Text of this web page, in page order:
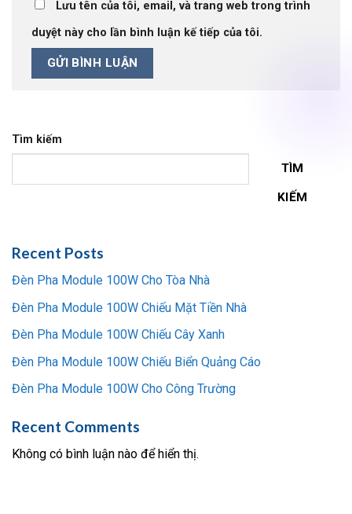
Lưu tên của tôi, email, và trang web trong trình
duyệt này cho lần bình luận kế tiếp của tôi.
Tìm kiếm
TÌM
KIẾM
Recent Posts
Đèn Pha Module 100W Cho Tòa Nhà
Đèn Pha Module 100W Chiếu Mặt Tiền Nhà
Đèn Pha Module 100W Chiếu Cây Xanh
Đèn Pha Module 100W Chiếu Biển Quảng Cáo
Đèn Pha Module 100W Cho Công Trường
Recent Comments
Không có bình luận nào để hiển thị.